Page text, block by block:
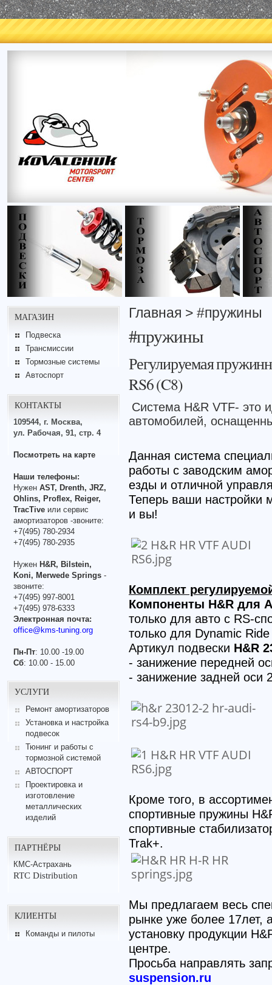
МАГАЗИН
Подвеска
Трансмиссии
Тормозные системы
Автоспорт
КОНТАКТЫ
109544, г. Москва,
ул. Рабочая, 91, стр. 4
Посмотреть на карте
Наши телефоны:
Нужен AST, Drenth, JRZ,
Ohlins, Proflex, Reiger,
TracTive или сервис
амортизаторов -звоните:
+7(495) 780-2934
+7(495) 780-2935
Нужен H&R, Bilstein,
Koni, Merwede Springs -
звоните:
+7(495) 997-8001
+7(495) 978-6333
Электронная почта:
office@kms-tuning.org
Пн-Пт: 10.00 -19.00
Сб: 10.00 - 15.00
УСЛУГИ
Ремонт амортизаторов
Установка и настройка
подвесок
Тюнинг и работы с
тормозной системой
АВТОСПОРТ
Проектировка и
изготовление
металлических
изделий
ПАРТНЁРЫ
КМС-Астрахань
RTC Distribution
КЛИЕНТЫ
Команды и пилоты
Главная > #пружины
#пружины
Регулируемая
RS6 (C8)
Система H&R VTF- это
автомобилей,
Данная система
работы с заводским
езды и отличной
Теперь ваши настройки
и вы!
Комплект
Компоненты H&R для
только для авто с RS-
только для Dynamic
Артикул подвески H&R
- занижение передней
- занижение задней оси
Кроме того, в
спортивные пружины
спортивные
Trak+.
Мы предлагаем весь
рынке уже более 17лет,
установку продукции
центре.
Просьба направлять
suspension.ru